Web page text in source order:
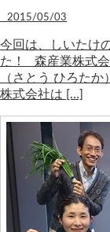
2015/05/03
今回は、しいたけ
た！ 森産業株式
（さとう ひろた
株式会社は […]